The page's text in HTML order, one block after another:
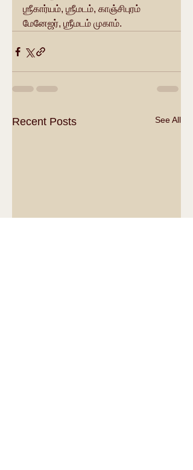
ஶ்ரீகார்யம், ஶ்ரீமடம், காஞ்சிபுரம்
மேனேஜர், ஶ்ரீமடம் முகாம்.
Recent Posts See All